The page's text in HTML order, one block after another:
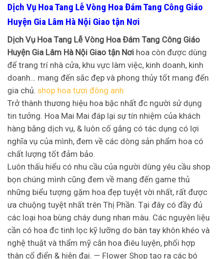
Dịch Vụ Hoa Tang Lễ Vòng Hoa Đám Tang Công Giáo
Huyện Gia Lâm Hà Nội Giao tận Nơi
Dịch Vụ Hoa Tang Lễ Vòng Hoa Đám Tang Công Giáo
Huyện Gia Lâm Hà Nội Giao tận Nơi hoa còn được dùng
để trang trí nhà cửa, khu vực làm việc, kinh doanh, kinh
doanh… mang đến sắc đẹp và phong thủy tốt mang đến
gia chủ. shop hoa tươi đông anh
Trở thành thương hiệu hoa bậc nhất đc người sử dụng
tin tưởng. Hoa Mai Mai đáp lại sự tín nhiệm của khách
hàng bằng dịch vụ, & luôn cố gắng có tác dụng có lợi
nghĩa vụ của mình, đem về các dòng sản phẩm hoa có
chất lượng tốt đảm bảo.
Luôn thấu hiểu có nhu cầu của người dùng yêu cầu shop
bọn chúng mình cũng đem về mang đến game thủ
những biểu tượng gặm hoa đẹp tuyệt vời nhất, rất được
ưa chuộng tuyệt nhất trên Thị Phần. Tại đây có đầy đủ
các loại hoa bùng cháy dung nhan màu. Các nguyên liệu
cần có hoa đc tinh lọc kỹ lưỡng do bàn tay khôn khéo và
nghệ thuật và thẩm mỹ cắn hoa điêu luyện, phối hợp
thân cổ điển & hiện đại. — Flower Shop tạo ra các bó